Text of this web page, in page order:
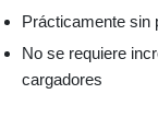
Prácticamente sin
No se requiere
cargadores